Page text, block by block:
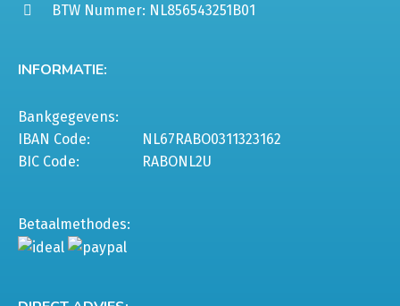
BTW Nummer: NL856543251B01
INFORMATIE:
Bankgegevens:
IBAN Code:
NL67RABO0311323162
BIC Code:
RABONL2U
Betaalmethodes: